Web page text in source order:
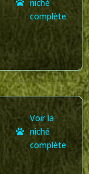
niché
complète
Voir la
niché
complète